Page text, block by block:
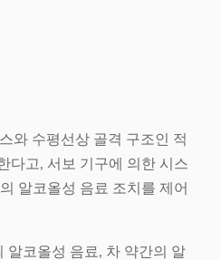
와 수평선상 골격 구조인 적
다고, 서보 기구에 의한 시스
알코올성 음료 조치를 제어
알코올성 음료, 차 약간의 알